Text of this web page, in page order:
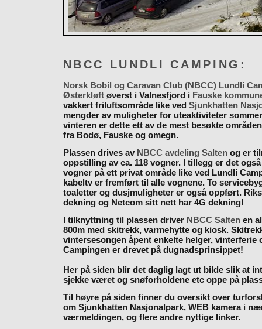
NBCC LUNDLI CAMPING:
Norsk Bobil og Caravan Club (NBCC) Lundli
Østerkløftøverst i Valnesfjord i Fauske
vakkert friluftsområde like ved Sjunkhatten
mengder av muligheter for uteaktiviteter
vinteren er dette ett av de mest besøkte
fra Bodø, Fauske og omegn.
Plassen drives av NBCC avdeling Saltenog er
oppstilling av ca. 118 vogner. I tillegg er det
vogner på ett privat område like ved Lundli
kabeltv er fremført til alle vognene. To
toaletter og dusjmuligheter er også oppført.
dekning og Netcom sitt nett har 4G dekning!
I tilknyttning til plassen driver NBCC Saltenen
800m med skitrekk, varmehytte og kiosk.
vintersesongen åpent enkelte helger, vinterferie
Campingen er drevet på dugnadsprinsippet!
Her på siden blir det daglig lagt ut bilde slik at
sjekke været og snøforholdene etc oppe på
Til høyre på siden finner du oversikt over
om Sjunkhatten Nasjonalpark, WEB kamera i
værmeldingen, og flere andre nyttige linker.